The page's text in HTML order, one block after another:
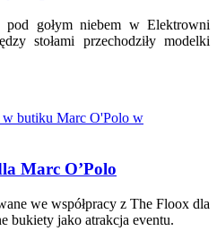
pod gołym niebem w Elektrowni
stołami przechodziły modelki
Marc O’Polo
we współpracy z The Floox dla
bukiety jako atrakcja eventu.